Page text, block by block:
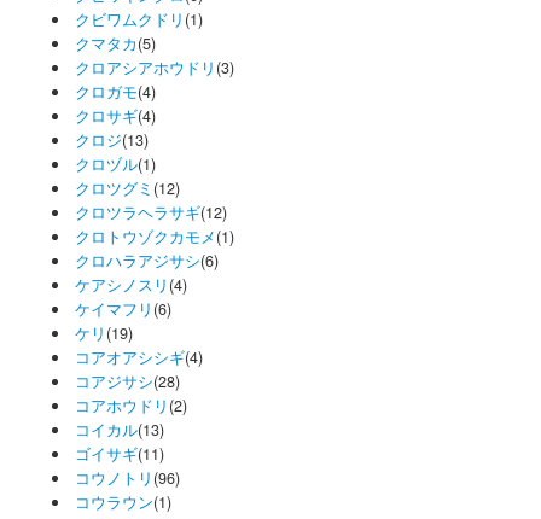
クビワムクドリ (1)
クマタカ(5)
クロアシアホウドリ (3)
クロガモ(4)
クロサギ(4)
クロジ(13)
クロヅル(1)
クロツグミ (12)
クロツラヘラサギ(12)
クロトウゾクカモメ(1)
クロハラアジサシ(6)
ケアシノスリ (4)
ケイマフリ (6)
ケリ (19)
コアオアシシギ(4)
コアジサシ(28)
コアホウドリ (2)
コイカル(13)
ゴイサギ(11)
コウノトリ (96)
コウラウン(1)